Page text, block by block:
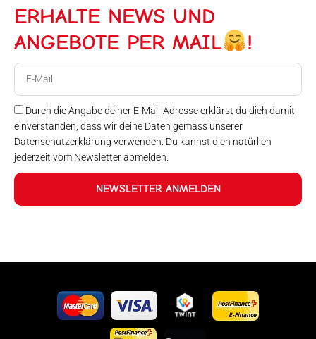
ERHALTE NEWS UND
ANGEBOTE PER MAIL
!
Durch die Angabe deiner E-Mail-Adresse erklärst du dich damit
einverstanden, dass wir deine Daten gemäss unserer
Datenschutzerklärung verwenden. Du kannst dich natürlich
jederzeit vom Newsletter abmelden.
NEWSLETTER ANMELDEN